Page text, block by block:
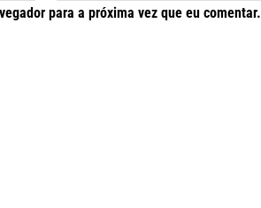
para a próxima vez que eu comentar.